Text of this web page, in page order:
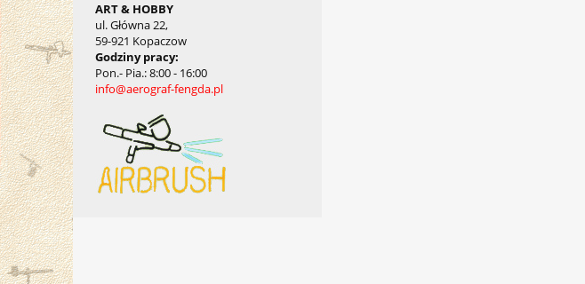
ART & HOBBY
ul. Główna 22,
59-921 Kopaczow
Godziny pracy:
Pon.- Pia.: 8:00 - 16:00
info@aerograf-fengda.pl